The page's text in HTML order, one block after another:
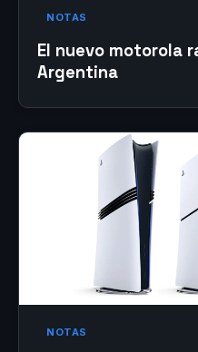
NOTAS
El nuevo motorola
Argentina
NOTAS